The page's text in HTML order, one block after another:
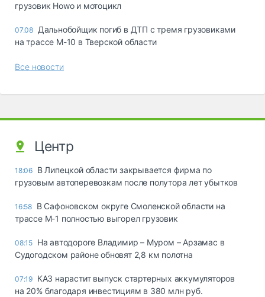
грузовик Howo и мотоцикл
07.08 Дальнобойщик погиб в ДТП с тремя грузовиками
на трассе М-10 в Тверской области
Все новости
Центр
18:06 В Липецкой области закрывается фирма по
грузовым автоперевозкам после полутора лет убытков
16:58 В Сафоновском округе Смоленской области на
трассе М-1 полностью выгорел грузовик
08:15 На автодороге Владимир – Муром – Арзамас в
Судогодском районе обновят 2,8 км полотна
07:19 КАЗ нарастит выпуск стартерных аккумуляторов
на 20% благодаря инвестициям в 380 млн руб.